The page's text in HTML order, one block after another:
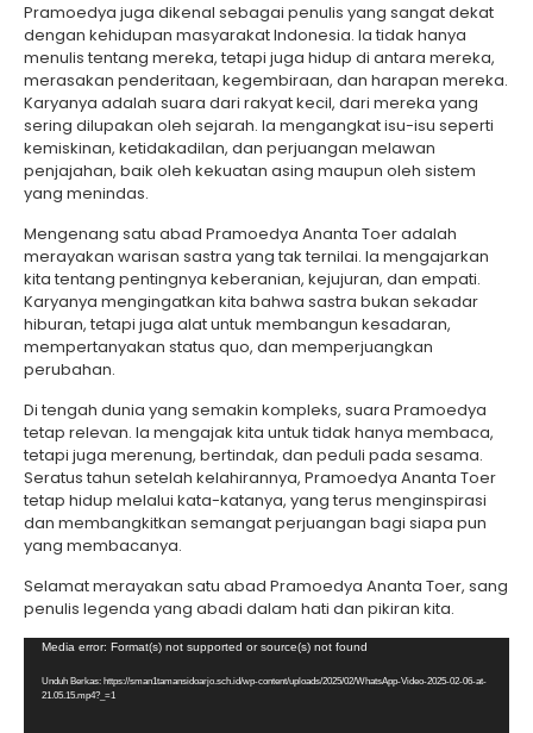
Pramoedya juga dikenal sebagai penulis yang sangat dekat
dengan kehidupan masyarakat Indonesia. Ia tidak hanya
menulis tentang mereka, tetapi juga hidup di antara mereka,
merasakan penderitaan, kegembiraan, dan harapan mereka.
Karyanya adalah suara dari rakyat kecil, dari mereka yang
sering dilupakan oleh sejarah. Ia mengangkat isu-isu seperti
kemiskinan, ketidakadilan, dan perjuangan melawan
penjajahan, baik oleh kekuatan asing maupun oleh sistem
yang menindas.
Mengenang satu abad Pramoedya Ananta Toer adalah
merayakan warisan sastra yang tak ternilai. Ia mengajarkan
kita tentang pentingnya keberanian, kejujuran, dan empati.
Karyanya mengingatkan kita bahwa sastra bukan sekadar
hiburan, tetapi juga alat untuk membangun kesadaran,
mempertanyakan status quo, dan memperjuangkan
perubahan.
Di tengah dunia yang semakin kompleks, suara Pramoedya
tetap relevan. Ia mengajak kita untuk tidak hanya membaca,
tetapi juga merenung, bertindak, dan peduli pada sesama.
Seratus tahun setelah kelahirannya, Pramoedya Ananta Toer
tetap hidup melalui kata-katanya, yang terus menginspirasi
dan membangkitkan semangat perjuangan bagi siapa pun
yang membacanya.
Selamat merayakan satu abad Pramoedya Ananta Toer, sang
penulis legenda yang abadi dalam hati dan pikiran kita.
Pemutar
Media error: Format(s) not supported or source(s) not found
Unduh Berkas: https://sman1tamansidoarjo.sch.id/wp-content/uploads/2025/02/WhatsApp-Video-2025-02-06-at-
21.05.15.mp4?_=1